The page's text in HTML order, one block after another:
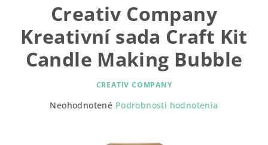
Creativ Company
Kreativní sada Craft Kit
Candle Making Bubble
CREATIV COMPANY
Neohodnotené Podrobnosti hodnotenia